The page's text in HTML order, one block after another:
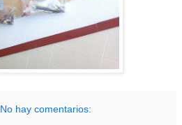
No hay comentarios: